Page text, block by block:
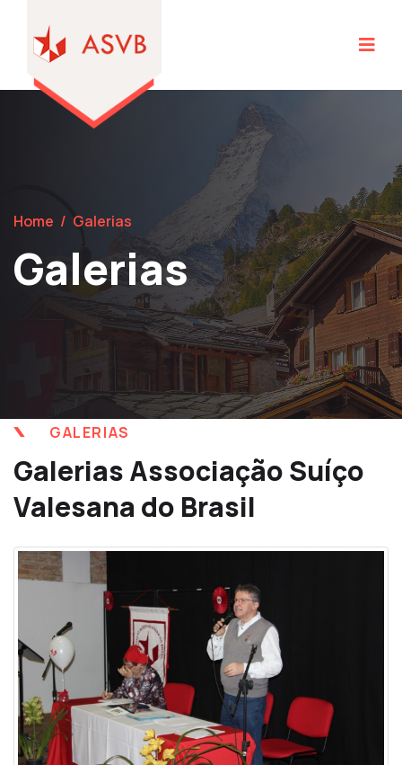
Home / Galerias
Galerias
GALERIAS
Galerias Associação Suíço
Valesana do Brasil